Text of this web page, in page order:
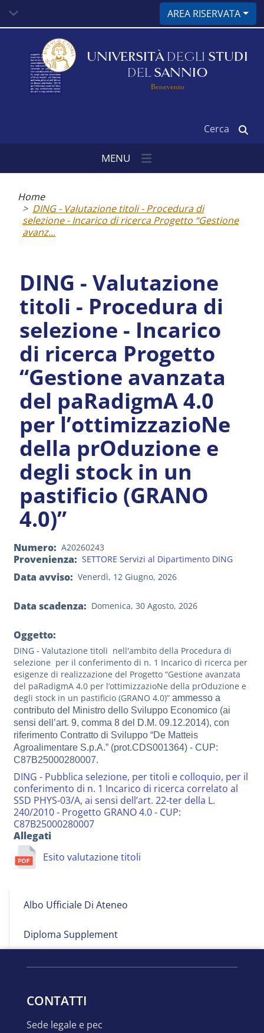
contenuto
AREA RISERVATA
UNIVERSITÀ DEGLI STUDI
DEL SANNIO
Benevento
MENU
pane
Home
DING - Valutazione titoli - Procedura di
selezione - Incarico di ricerca Progetto “Gestione
avanz...
Albo
Albo Ufficiale Di Ateneo
Diploma Supplement
DING - Valutazione
titoli - Procedura di
selezione - Incarico
di ricerca Progetto
“Gestione avanzata
del paRadigmA 4.0
per l’ottimizzazioNe
della prOduzione e
degli stock in un
pastificio (GRANO
4.0)”
Numero A20260243
Provenienza SETTORE Servizi al Dipartimento DING
Data avviso Venerdì, 12 Giugno, 2026
Data scadenza Domenica, 30 Agosto, 2026
Oggetto:
DING - Valutazione titoli nell'ambito della Procedura di
selezione per il conferimento di n. 1 Incarico di ricerca per
esigenze di realizzazione del Progetto “Gestione avanzata
del paRadigmA 4.0 per l’ottimizzazioNe della prOduzione e
degli stock in un pastificio (GRANO 4.0)” ammesso a
contributo del Ministro dello Sviluppo Economico (ai
sensi dell’art. 9, comma 8 del D.M. 09.12.2014), con
riferimento Contratto di Sviluppo “De Matteis
Agroalimentare S.p.A.” (prot.CDS001364) - CUP:
C87B25000280007.
DING - Pubblica selezione, per titoli e colloquio, per il
conferimento di n. 1 Incarico di ricerca correlato al
SSD PHYS-03/A, ai sensi dell’art. 22-ter della L.
240/2010 - Progetto GRANO 4.0 - CUP:
C87B25000280007
Allegati
Esito valutazione titoli
CONTATTI
sede legale e pec